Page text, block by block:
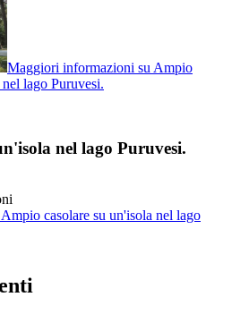
Maggiori informazioni su Ampio
lago Puruvesi.
nel lago Puruvesi.
casolare su un'isola nel lago